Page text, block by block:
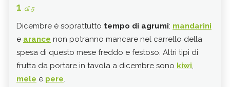
1 di 5
Dicembre è soprattutto tempo di agrumi: mandarini
e arance non potranno mancare nel carrello della
spesa di questo mese freddo e festoso. Altri tipi di
frutta da portare in tavola a dicembre sono kiwi,
mele e pere.